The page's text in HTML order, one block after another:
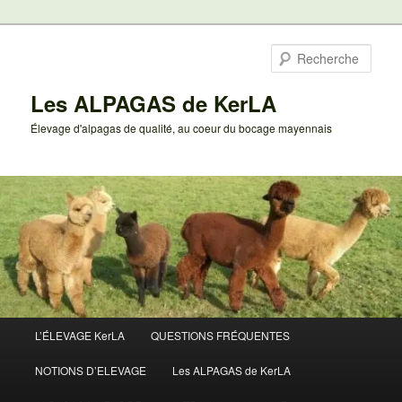
Les ALPAGAS de KerLA
Élevage d'alpagas de qualité, au coeur du bocage mayennais
principal
L’ÉLEVAGE KerLA QUESTIONS FRÉQUENTES
NOTIONS D’ELEVAGE Les ALPAGAS de KerLA